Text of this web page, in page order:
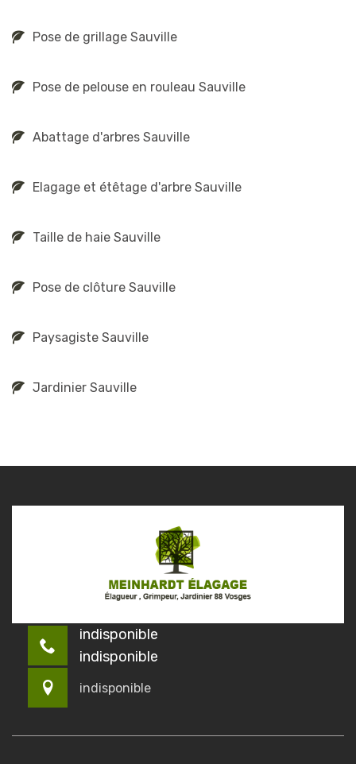
Pose de grillage Sauville
Pose de pelouse en rouleau Sauville
Abattage d'arbres Sauville
Elagage et étêtage d'arbre Sauville
Taille de haie Sauville
Pose de clôture Sauville
Paysagiste Sauville
Jardinier Sauville
indisponible
indisponible
indisponible